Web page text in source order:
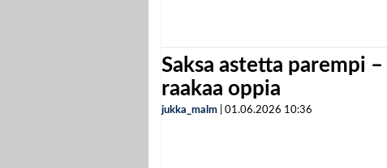
Saksa astetta parempi
raakaa oppia
jukka_malm 01.06.2026 10:36